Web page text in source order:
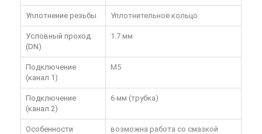
Уплотнение резьбы Уплотнительное кольцо
Условный проход
(DN)
1.7 мм
Подключение
(канал 1)
M5
Подключение
(канал 2)
6 мм (трубка)
Особенности
возможна работа со смазкой